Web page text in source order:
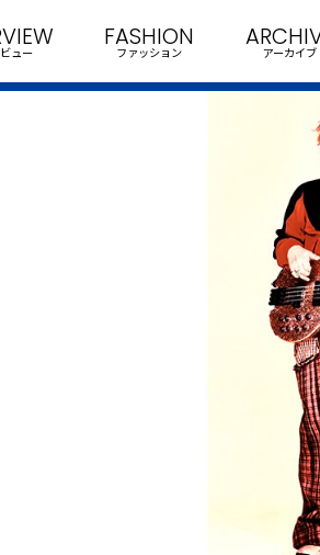
ュー
FASHION
ファッション アーカイブ